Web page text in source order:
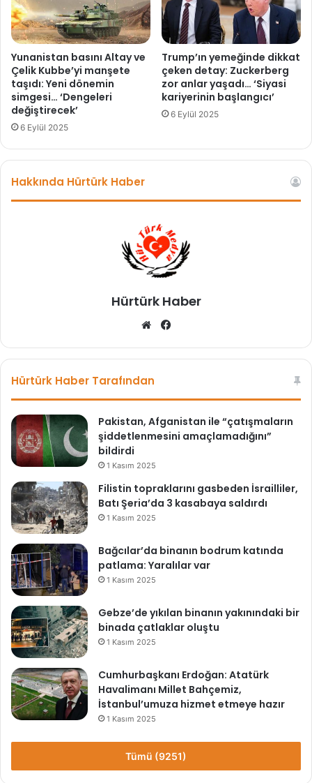
u
ç
l
a
m
a
s
ı
v
g
a
Yunanistan basını Altay ve
Çelik Kubbe’yi manşete
taşıdı: Yeni dönemin
simgesi… ‘Dengeleri
değiştirecek’
6 Eylül 2025
Trump’ın yemeğinde dikkat
çeken detay: Zuckerberg
zor anlar yaşadı… ‘Siyasi
kariyerinin başlangıcı’
6 Eylül 2025
Hakkında Hürtürk Haber
Hürtürk Haber
We
sit bo
Hürtürk Haber Tarafından
Pakistan, Afganistan ile “çatışmaların
şiddetlenmesini amaçlamadığını”
bildirdi
1 Kasım 2025
Filistin topraklarını gasbeden İsrailliler,
Batı Şeria’da 3 kasabaya saldırdı
1 Kasım 2025
Bağcılar’da binanın bodrum katında
patlama: Yaralılar var
1 Kasım 2025
Gebze’de yıkılan binanın yakınındaki bir
binada çatlaklar oluştu
1 Kasım 2025
Cumhurbaşkanı Erdoğan: Atatürk
Havalimanı Millet Bahçemiz,
İstanbul’umuza hizmet etmeye hazır
1 Kasım 2025
Tümü (9251)